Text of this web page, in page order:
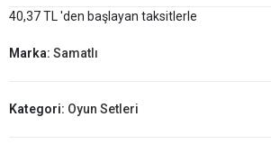
40,37 TL 'den başlayan taksitlerle
Marka: Samatlı
Kategori: Oyun Setleri